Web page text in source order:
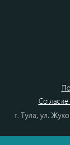
г. Тула, ул.